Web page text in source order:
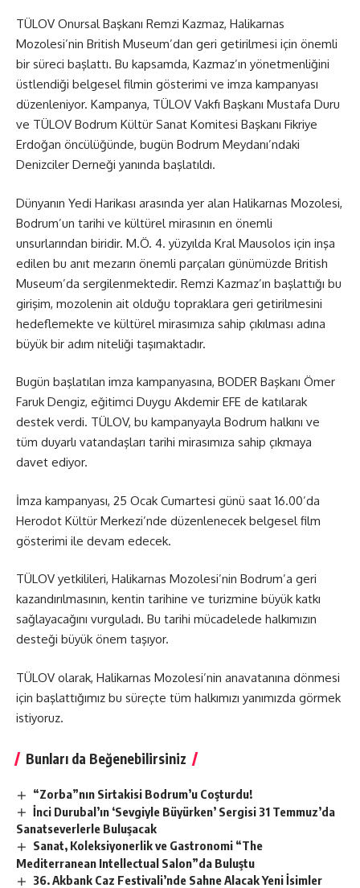
TÜLOV Onursal Başkanı Remzi Kazmaz, Halikarnas
Mozolesi’nin British Museum’dan geri getirilmesi için önemli
bir süreci başlattı. Bu kapsamda, Kazmaz’ın yönetmenliğini
üstlendiği belgesel filmin gösterimi ve imza kampanyası
düzenleniyor. Kampanya, TÜLOV Vakfı Başkanı Mustafa Duru
ve TÜLOV Bodrum Kültür Sanat Komitesi Başkanı Fikriye
Erdoğan öncülüğünde, bugün Bodrum Meydanı’ndaki
Denizciler Derneği yanında başlatıldı.
Dünyanın Yedi Harikası arasında yer alan Halikarnas Mozolesi,
Bodrum’un tarihi ve kültürel mirasının en önemli
unsurlarından biridir. M.Ö. 4. yüzyılda Kral Mausolos için inşa
edilen bu anıt mezarın önemli parçaları günümüzde British
Museum’da sergilenmektedir. Remzi Kazmaz’ın başlattığı bu
girişim, mozolenin ait olduğu topraklara geri getirilmesini
hedeflemekte ve kültürel mirasımıza sahip çıkılması adına
büyük bir adım niteliği taşımaktadır.
Bugün başlatılan imza kampanyasına, BODER Başkanı Ömer
Faruk Dengiz, eğitimci Duygu Akdemir EFE de katılarak
destek verdi. TÜLOV, bu kampanyayla Bodrum halkını ve
tüm duyarlı vatandaşları tarihi mirasımıza sahip çıkmaya
davet ediyor.
İmza kampanyası, 25 Ocak Cumartesi günü saat 16.00’da
Herodot Kültür Merkezi’nde düzenlenecek belgesel film
gösterimi ile devam edecek.
TÜLOV yetkilileri, Halikarnas Mozolesi’nin Bodrum’a geri
kazandırılmasının, kentin tarihine ve turizmine büyük katkı
sağlayacağını vurguladı. Bu tarihi mücadelede halkımızın
desteği büyük önem taşıyor.
TÜLOV olarak, Halikarnas Mozolesi’nin anavatanına dönmesi
için başlattığımız bu süreçte tüm halkımızı yanımızda görmek
istiyoruz.
Bunları da Beğenebilirsiniz
“Zorba”nın Sirtakisi Bodrum’u Coşturdu!
İnci Durubal’ın ‘Sevgiyle Büyürken’ Sergisi 31 Temmuz’da
Sanatseverlerle Buluşacak
Sanat, Koleksiyonerlik ve Gastronomi “The
Mediterranean Intellectual Salon”da Buluştu
36. Akbank Caz Festivali’nde Sahne Alacak Yeni İsimler